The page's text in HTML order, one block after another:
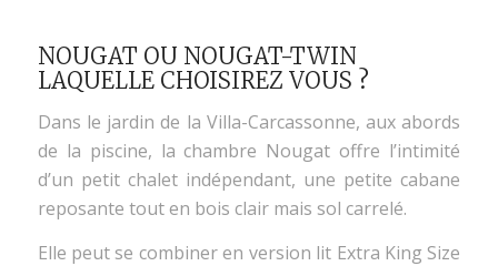
NOUGAT OU NOUGAT-TWIN
LAQUELLE CHOISIREZ VOUS ?
Dans le jardin de la Villa-Carcassonne, aux abords
de la piscine, la chambre Nougat offre l’intimité
d’un petit chalet indépendant, une petite cabane
reposante tout en bois clair mais sol carrelé.
Elle peut se combiner en version lit Extra King Size